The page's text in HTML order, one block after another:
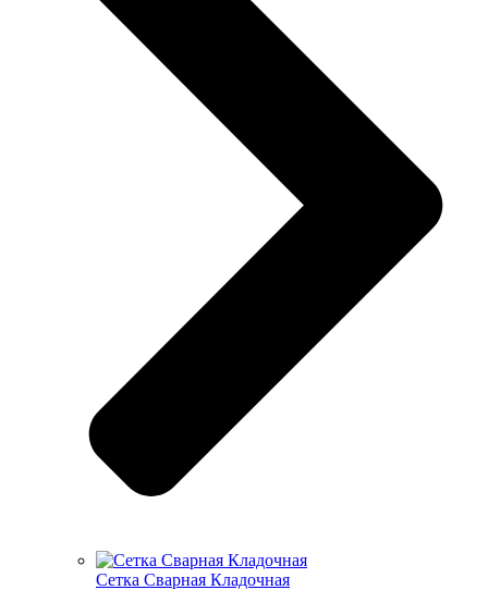
Cетка Сварная Кладочная